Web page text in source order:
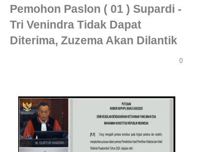
Pemohon Paslon ( 01 ) Supardi -
Tri Venindra Tidak Dapat
Diterima, Zuzema Akan Dilantik
0